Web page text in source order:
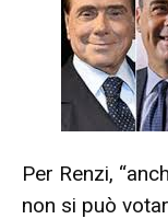
Per Renzi,
non si può